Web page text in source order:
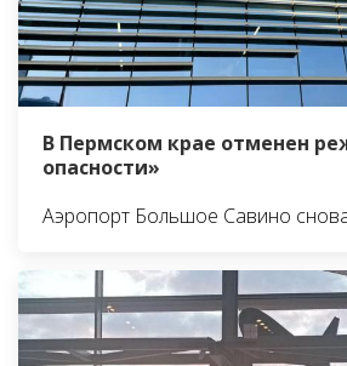
В Пермском крае отменен
опасности»
Аэропорт Большое Савино